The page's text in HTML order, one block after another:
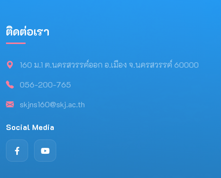
ติดต่อเรา
160 ม.1 ต.นครสวรรค์ออก อ.เมือง จ.นครสวรรค์ 60000
056-200-765
skjns160@skj.ac.th
Social Media